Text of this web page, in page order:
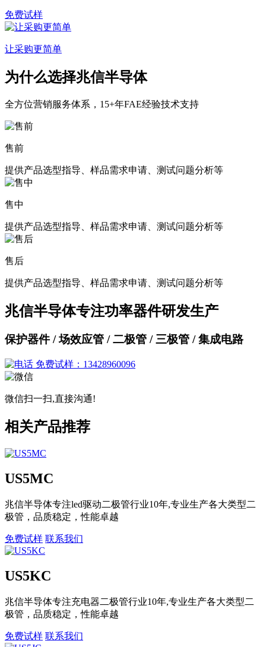
免费试样
让采购更简单
为什么选择兆信半导体
全方位营销服务体系，15+年FAE经验技术支持
售前
提供产品选型指导、样品需求申请、测试问题分析等
售中
提供产品选型指导、样品需求申请、测试问题分析等
售后
提供产品选型指导、样品需求申请、测试问题分析等
兆信半导体专注功率器件研发生产
保护器件 / 场效应管 / 二极管 / 三极管 / 集成电路
免费试样：13428960096
微信扫一扫,直接沟通!
相关产品推荐
US5MC
兆信半导体专注led驱动二极管行业10年,专业生产各大类型二
极管，品质稳定，性能卓越
免费试样 联系我们
US5KC
兆信半导体专注充电器二极管行业10年,专业生产各大类型二
极管，品质稳定，性能卓越
免费试样 联系我们